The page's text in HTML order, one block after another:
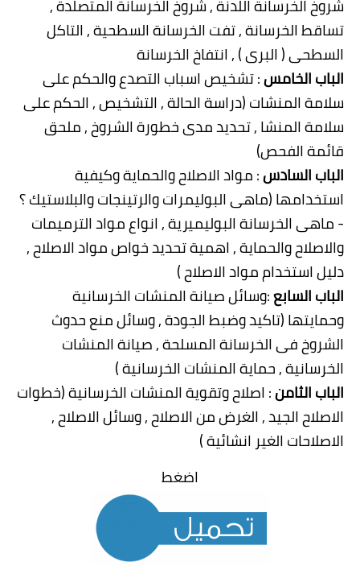
شروخ الخرسانة اللدنة , شروخ الخرسانة المتصلدة ,
تساقط الخرسانة , تفت الخرسانة السطحية , التاكل
السطحى ( البرى ) , انتفاخ الخرسانة
الباب الخامس: تشخيص اسباب التصدع والحكم على
سلامة المنشات (دراسة الحالة , التشخيص , الحكم على
سلامة المنشا , تحديد مدى خطورة الشروخ , ملحق
قائمة الفحص)
الباب السادس: مواد الاصلاح والحماية وكيفية
استخدامها (ماهى البوليمرات والرتينجات والبلاستيك ؟
- ماهى الخرسانة البوليميرية , انواع مواد الترميمات
والاصلاح والحماية , اهمية تحديد خواص مواد الاصلاح ,
دليل استخدام مواد الاصلاح )
الباب السابع:وسائل صيانة المنشات الخرسانية
وحمايتها (تاكيد وضبط الجودة , وسائل منع حدوث
الشروخ فى الخرسانة المسلحة , صيانة المنشات
الخرسانية , حماية المنشات الخرسانية )
الباب الثامن: اصلاح وتقوية المنشات الخرسانية (خطوات
الاصلاح الجيد , الغرض من الاصلاح , وسائل الاصلاح ,
الاصلاحات الغير انشائية )
اضغط